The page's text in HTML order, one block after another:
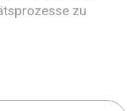
zu